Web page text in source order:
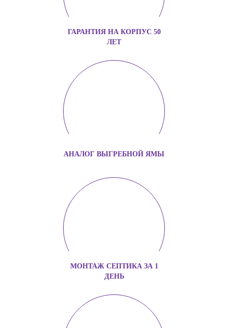
ГАРАНТИЯ НА КОРПУС 50
ЛЕТ
АНАЛОГ ВЫГРЕБНОЙ ЯМЫ
МОНТАЖ СЕПТИКА ЗА 1
ДЕНЬ